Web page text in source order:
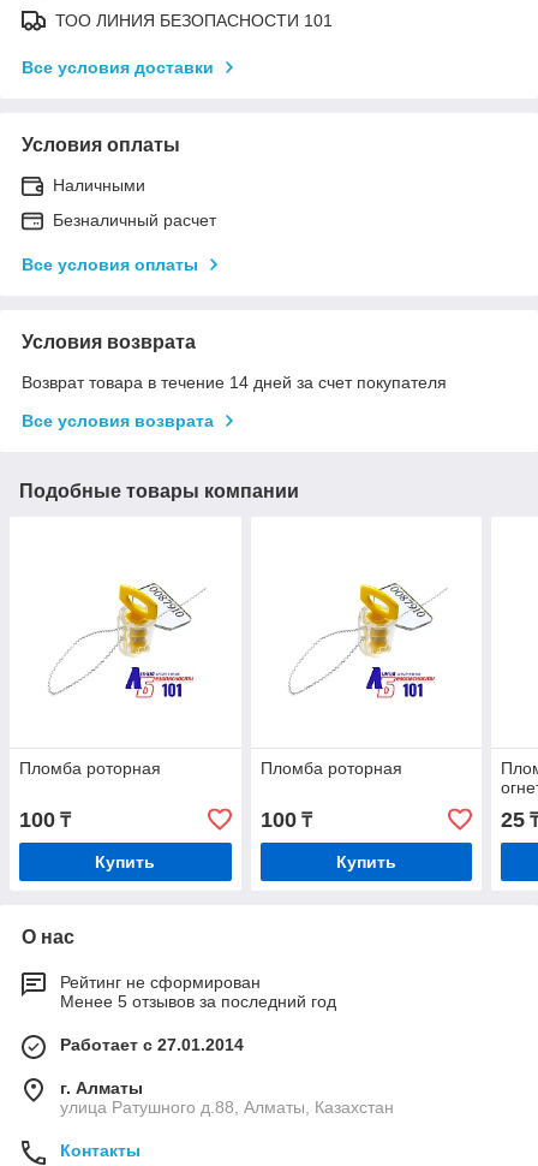
ТОО ЛИНИЯ БЕЗОПАСНОСТИ 101
Все условия доставки
Условия оплаты
Наличными
Безналичный расчет
Все условия оплаты
Условия возврата
Возврат товара в течение 14 дней за счет покупателя
Все условия возврата
Подобные товары компании
Пломба роторная
100 ₸
Купить
Пломба роторная
100₸
Купить
25
О нас
Рейтинг не сформирован
Менее 5 отзывов за последний год
Работает с 27.01.2014
г. Алматы
улица Ратушного д.88, Алматы, Казахстан
Контакты